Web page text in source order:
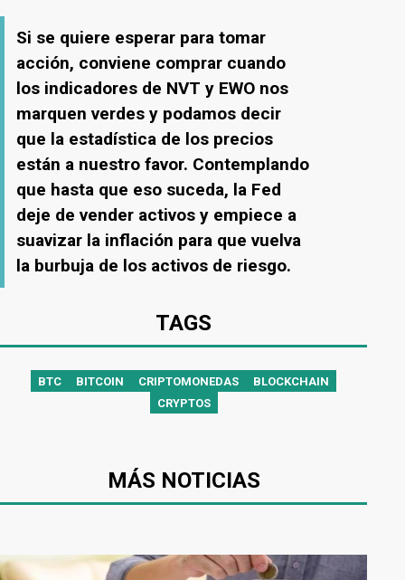
Si se quiere esperar para tomar
acción, conviene comprar cuando
los indicadores de NVT y EWO nos
marquen verdes y podamos decir
que la estadística de los precios
están a nuestro favor. Contemplando
que hasta que eso suceda, la Fed
deje de vender activos y empiece a
suavizar la inflación para que vuelva
la burbuja de los activos de riesgo.
TAGS
BTC BITCOIN CRIPTOMONEDAS
BLOCKCHAIN
CRYPTOS
MÁS NOTICIAS